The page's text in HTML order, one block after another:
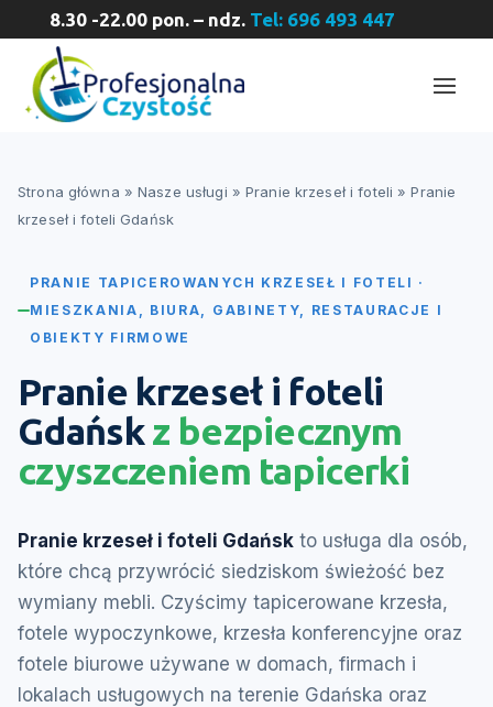
8.30 -22.00 pon. – ndz. Tel: 696 493 447
Strona główna »Nasze usługi »Pranie krzeseł i foteli »Pranie
krzeseł i foteli Gdańsk
PRANIE TAPICEROWANYCH KRZESEŁ I FOTELI ·
MIESZKANIA, BIURA, GABINETY, RESTAURACJE I
OBIEKTY FIRMOWE
Pranie krzeseł i foteli
Gdańskz bezpiecznym
czyszczeniem tapicerki
Pranie krzeseł i foteli Gdańsk to usługa dla osób,
które chcą przywrócić siedziskom świeżość bez
wymiany mebli. Czyścimy tapicerowane krzesła,
fotele wypoczynkowe, krzesła konferencyjne oraz
fotele biurowe używane w domach, firmach i
lokalach usługowych na terenie Gdańska oraz